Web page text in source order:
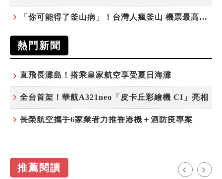
「你可能得了釜山病」！台灣人瘋釜山 機票最高現折千元
熱門新聞
直飛長灘島！搭乘皇家航空享受夏日海灘
全台首架！華航A321neo「皮卡丘彩繪機 CI」亮相
長榮航空攜手6家業者力推香港機＋酒防疫專案
推薦閱讀